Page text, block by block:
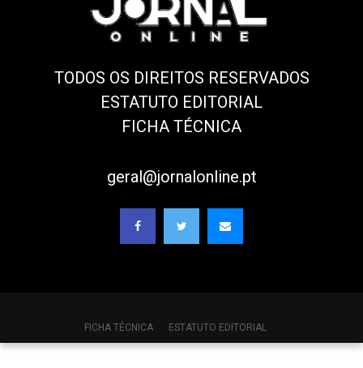
TODOS OS DIREITOS RESERVADOS
ESTATUTO EDITORIAL
FICHA TÉCNICA
geral@jornalonline.pt
FICHA TÉCNICA ESTATUTO EDITORIAL